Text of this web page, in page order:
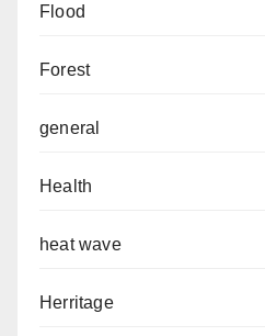
Flood
Forest
general
Health
heat wave
Herritage